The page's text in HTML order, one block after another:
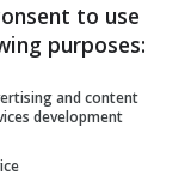
to use
purposes:
and content
development